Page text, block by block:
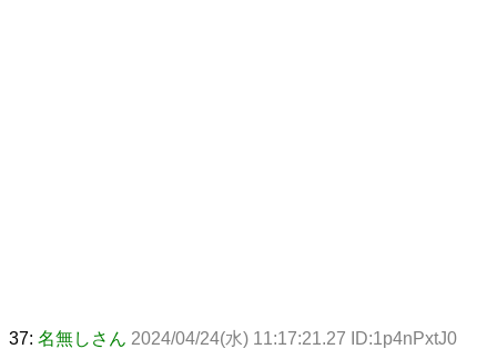
37: 名無しさん 2024/04/24(水) 11:17:21.27 ID:1p4nPxtJ0